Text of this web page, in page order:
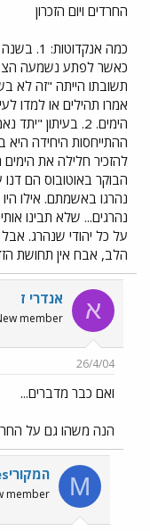
החרדים ויום הזכרון
כמה
כאשר לפתע נשמעה
תשובתו הייתה "זה לא
אמרו תהילים או למדו
הימים. 2. בעיתון
ההתייחסות היחידה היא
הבוקר באוטובוס הם
נהרגו באשמתם. אילו
נהרגים... שלא תבינו
על כל יהודי שנהרג. אבל
הלב, אבח אין תחושת
א אנדרי ז
member
26/4/04
ואם כבר מדברים...
הנה משהו גם על
M mercedesהמקורי
member